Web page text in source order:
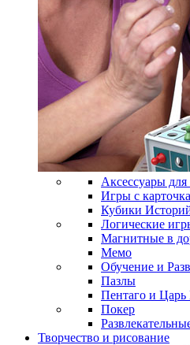
Аксессуары
Игры с
Кубики
Логические
Магнитные в
Мемо
Обучение и
Пазлы
Пентаго и Царь
Покер
Творчество и рисование